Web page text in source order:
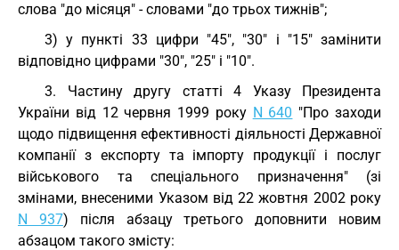
слова "до місяця" - словами "до трьох тижнів";
3) у пункті 33 цифри "45", "30" і "15" замінити
відповідно цифрами "30", "25" і "10".
3. Частину другу статті 4 Указу Президента
України від 12 червня 1999 року N 640 "Про заходи
щодо підвищення ефективності діяльності Державної
компанії з експорту та імпорту продукції і послуг
військового та спеціального призначення" (зі
змінами, внесеними Указом від 22 жовтня 2002 року
N 937) після абзацу третього доповнити новим
абзацом такого змісту: